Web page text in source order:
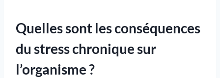
Quelles sont les conséquences
du stress chronique sur
l’organisme ?